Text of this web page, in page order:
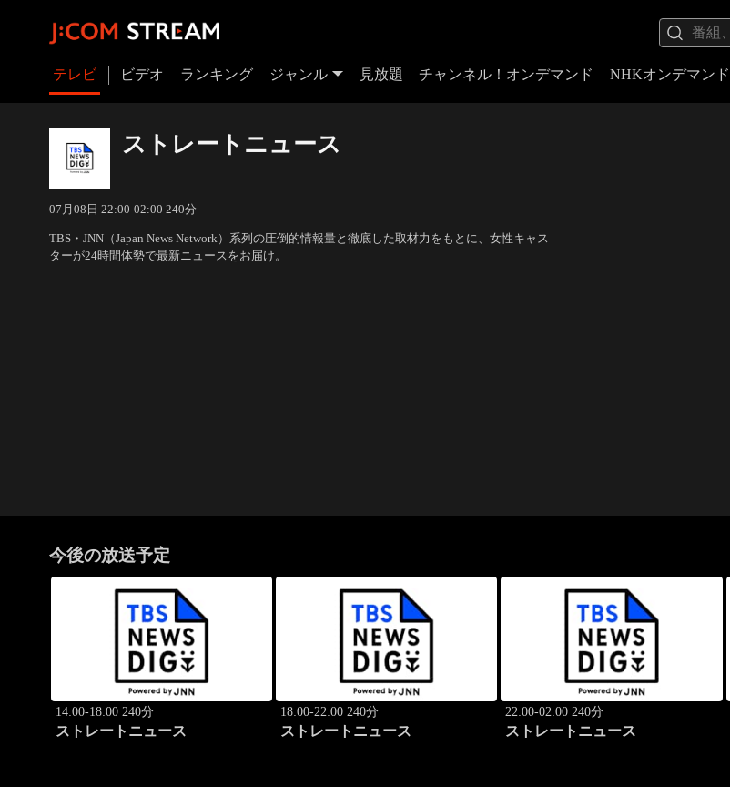
テレビ ビデオ ランキング ジャンル 見放題 チャンネル！オンデマンド NHKオンデマンド
ストレートニュース
07月08日 22:00-02:00 240分
TBS・JNN（Japan News Network）系列の圧倒的情報量と徹底した取材力をもとに、女性キャス
ターが24時間体勢で最新ニュースをお届け。
今後の放送予定
14:00-18:00 240分
ストレートニュース
18:00-22:00 240分
ストレートニュース
22:00-02:00 240分
ストレートニュース